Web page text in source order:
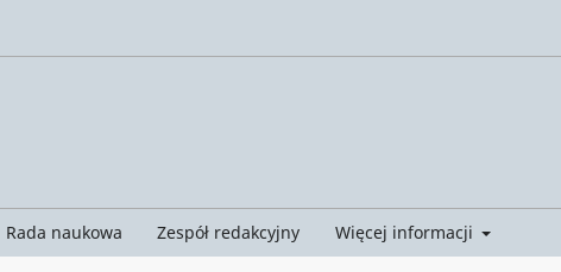
Rada naukowa Zespół redakcyjny Więcej informacji